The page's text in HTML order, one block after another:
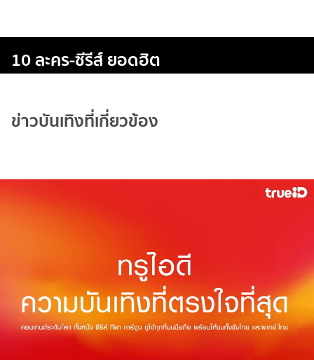
10 ละคร-ซีรีส์ ยอดฮิต
ข่าวบันเทิงที่เกี่ยวข้อง